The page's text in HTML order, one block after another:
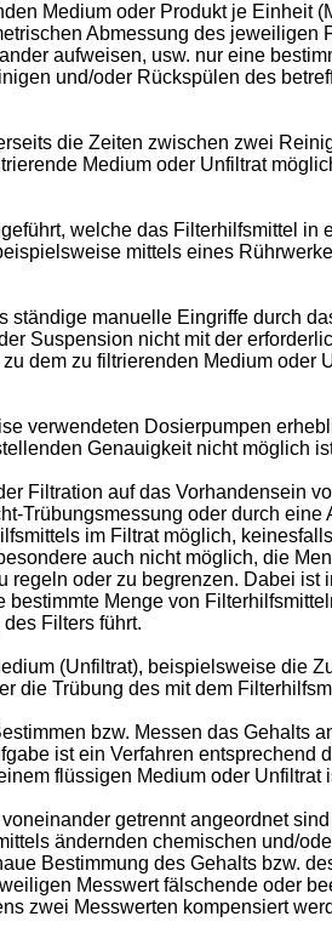
Medium oder Produkt je Einheit
Abmessung des
aufweisen, usw. nur eine
und/oder Rückspülen des
die Zeiten zwischen zwei
Medium oder Unfiltrat
welche das Filterhilfsmittel
mittels eines
manuelle Eingriffe durch
Suspension nicht mit der
dem zu filtrierenden Medium
verwendeten Dosierpumpen
Genauigkeit nicht möglich
Filtration auf das Vorhandensein
Trübungsmessung oder durch
im Filtrat möglich,
auch nicht möglich, die
oder zu begrenzen. Dabei
Menge von
Filters führt.
(Unfiltrat), beispielsweise die
die Trübung des mit dem
bzw. Messen das Gehalts
ist ein Verfahren
flüssigen Medium oder Unfiltrat
getrennt angeordnet
ändernden chemischen und/
Bestimmung des Gehalts bzw.
Messwert fälschende oder
zwei Messwerten kompensiert